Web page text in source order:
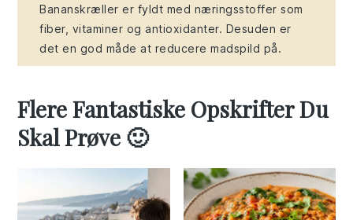
Bananskræller er fyldt med næringsstoffer som
fiber, vitaminer og antioxidanter. Desuden er
det en god måde at reducere madspild på.
Flere Fantastiske Opskrifter Du
Skal Prøve 🙂